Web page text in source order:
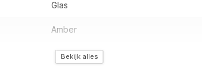
Glas
Amber
2 Jaar
Bekijk alles